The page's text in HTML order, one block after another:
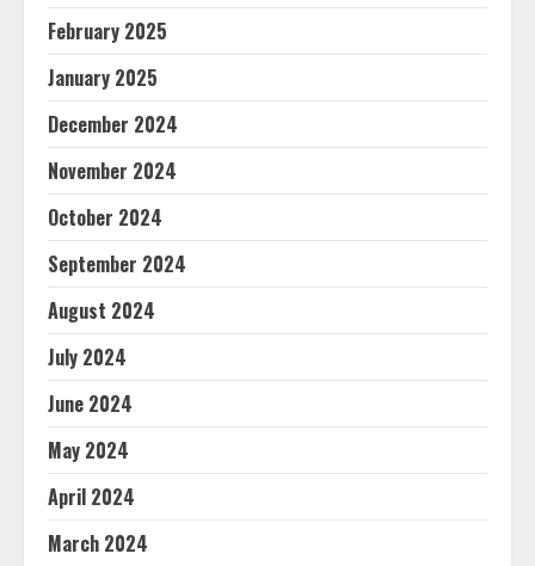
February 2025
January 2025
December 2024
November 2024
October 2024
September 2024
August 2024
July 2024
June 2024
May 2024
April 2024
March 2024